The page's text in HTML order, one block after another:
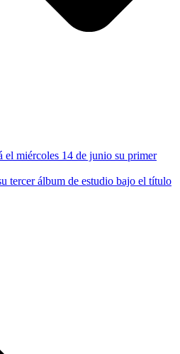
el miércoles 14 de junio su primer
tercer álbum de estudio bajo el título